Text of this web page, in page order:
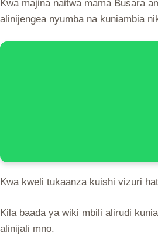
Kwa majina naitwa mama Busara
alinijengea nyumba na kuniambia
Kwa kweli tukaanza kuishi vizuri
Kila baada ya wiki mbili alirudi
alinijali mno.